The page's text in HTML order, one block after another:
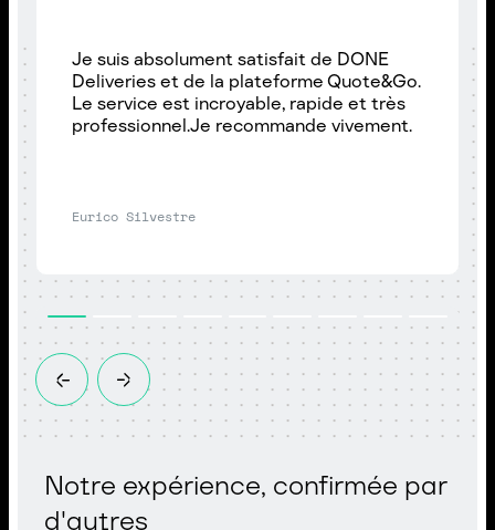
Je suis absolument satisfait de DONE
Deliveries et de la plateforme Quote&Go.
Le service est incroyable, rapide et très
professionnel.Je recommande vivement.
Eurico Silvestre
Notre expérience, confirmée par
d'autres